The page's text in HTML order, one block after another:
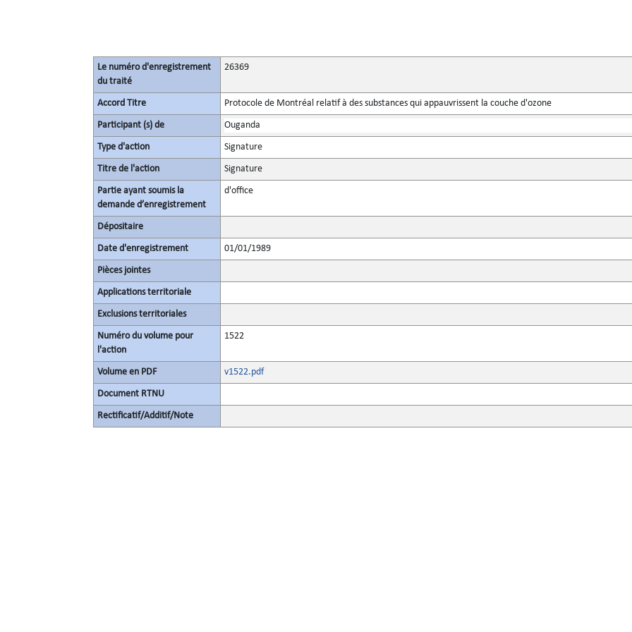
Le numéro d'enregistrement
du traité
26369
Accord Titre Protocole de Montréal relatif à des substances qui appauvrissent la couche d'ozone
Participant (s) de Ouganda
Type d'action Signature
Titre de l'action Signature
Partie ayant soumis la
demande d’enregistrement
d'office
Dépositaire
Date d'enregistrement 01/01/1989
Pièces jointes
Applications territoriale
Exclusions territoriales
Numéro du volume pour
l'action
1522
Volume en PDF v1522.pdf
Document RTNU
Rectificatif/Additif/Note